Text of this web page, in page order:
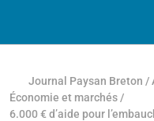
Journal Paysan Breton /
Économie et marchés /
6.000 € d’aide pour